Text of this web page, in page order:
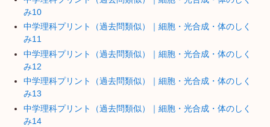
み10
中学理科プリント（過去問類似）｜細胞・光合成・体のしく
み11
中学理科プリント（過去問類似）｜細胞・光合成・体のしく
み12
中学理科プリント（過去問類似）｜細胞・光合成・体のしく
み13
中学理科プリント（過去問類似）｜細胞・光合成・体のしく
み14